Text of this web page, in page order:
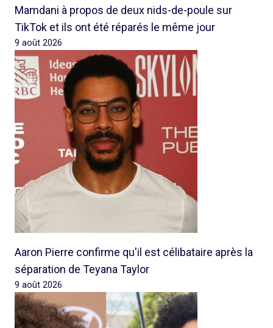
Mamdani à propos de deux nids-de-poule sur
TikTok et ils ont été réparés le même jour
9 août 2026
Aaron Pierre confirme qu'il est célibataire après la
séparation de Teyana Taylor
9 août 2026